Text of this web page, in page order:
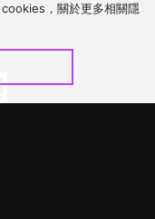
，關於更多相關隱